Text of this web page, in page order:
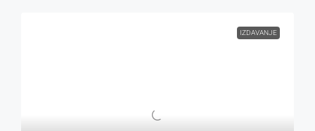
IZDAVANJE